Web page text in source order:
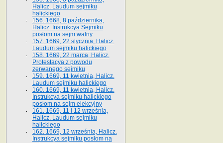
Halicz. Laudum sejmiku
halickiego
156. 1668, 8 października,
Halicz. Instrukcya Sejmiku
posłom na sejm walny
157. 1669, 22 stycznia, Halicz.
Laudum sejmiku halickiego
158. 1669, 22 marca, Halicz.
Protestacya z powodu
zerwanego sejmiku
159. 1669, 11 kwietnia, Halicz.
Laudum sejmiku halickiego
160. 1669, 11 kwietnia, Halicz.
Instrukcya sejmiku halickiego
posłom na sejm elekcyjny
161. 1669, 11 i 12 września,
Halicz. Laudum sejmiku
halickiego
162. 1669, 12 września, Halicz.
Instrukcya sejmiku posłom na